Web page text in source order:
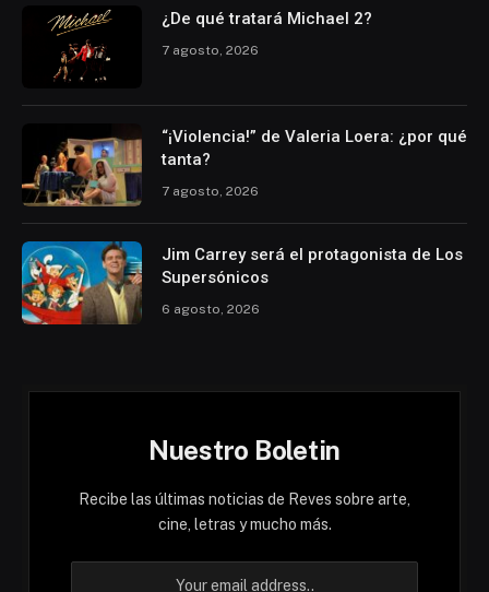
¿De qué tratará Michael 2?
7 agosto, 2026
“¡Violencia!” de Valeria Loera: ¿por qué
tanta?
7 agosto, 2026
Jim Carrey será el protagonista de Los
Supersónicos
6 agosto, 2026
Nuestro Boletin
Recibe las últimas noticias de Reves sobre arte,
cine, letras y mucho más.